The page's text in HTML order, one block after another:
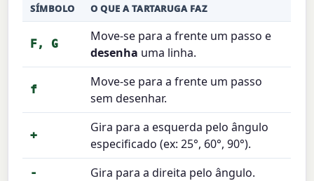
SÍMBOLO O QUE A TARTARUGA FAZ
F, G
Move-se para a frente um passo e
desenha uma linha.
f
Move-se para a frente um passo
sem desenhar.
+
Gira para a esquerda pelo ângulo
especificado (ex: 25°, 60°, 90°).
- Gira para a direita pelo ângulo.